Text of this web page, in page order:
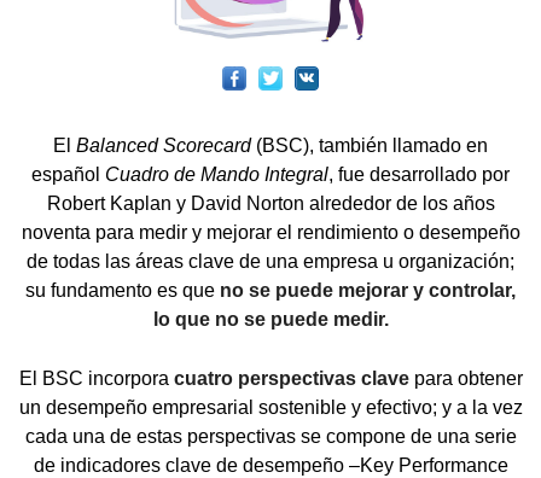
El Balanced Scorecard (BSC), también llamado en
español Cuadro de Mando Integral, fue desarrollado por
Robert Kaplan y David Norton alrededor de los años
noventa para medir y mejorar el rendimiento o desempeño
de todas las áreas clave de una empresa u organización;
su fundamento es que no se puede mejorar y controlar,
lo que no se puede medir.
El BSC incorpora cuatro perspectivas clavepara obtener
un desempeño empresarial sostenible y efectivo; y a la vez
cada una de estas perspectivas se compone de una serie
de indicadores clave de desempeño –Key Performance